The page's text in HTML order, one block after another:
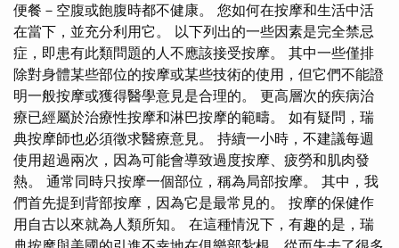
便餐－空腹或飽腹時都不健康。 您如何在按摩和生活中活
在當下，並充分利用它。 以下列出的一些因素是完全禁忌
症，即患有此類問題的人不應該接受按摩。 其中一些僅排
除對身體某些部位的按摩或某些技術的使用，但它們不能證
明一般按摩或獲得醫學意見是合理的。 更高層次的疾病治
療已經屬於治療性按摩和淋巴按摩的範疇。 如有疑問，瑞
典按摩師也必須徵求醫療意見。 持續一小時，不建議每週
使用超過兩次，因為可能會導致過度按摩、疲勞和肌肉發
熱。 通常同時只按摩一個部位，稱為局部按摩。 其中，我
們首先提到背部按摩，因為它是最常見的。 按摩的保健作
用自古以來就為人類所知。 在這種情況下，有趣的是，瑞